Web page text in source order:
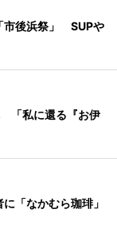
市後浜祭」 SUPや
「私に還る『お伊
「なかむら珈琲」